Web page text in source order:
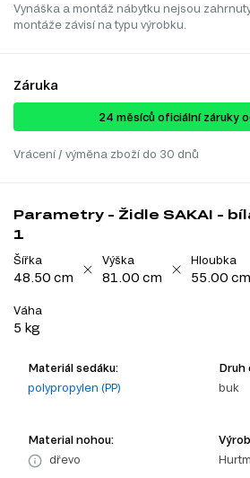
Vynáška a montáž nábytku nejsou
montáže závisí na typu výrobku.
Záruka
24 ​​​​měsíců oficiální záruky
Vrácení / výměna zboží do 30 dnů
Parametry - Židle SAKAI -
1
Šířka
48.50 cm
Výška
81.00 cm
Hloubka
55.00 cm
Váha
5 kg
Materiál sedáku:
polypropylen (PP)
Druh
buk
Material nohou:
dřevo